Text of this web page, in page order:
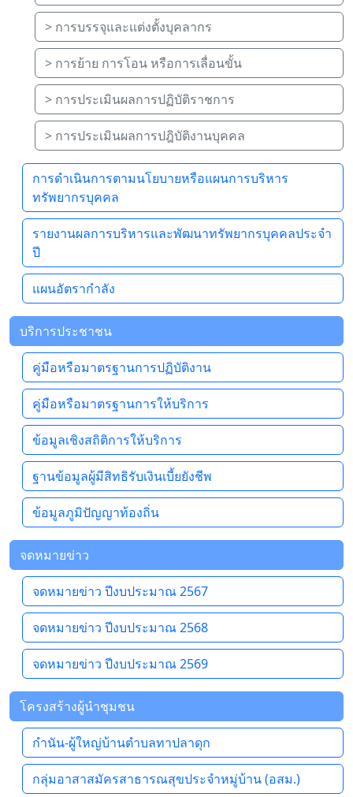
> การบรรจุและแต่งตั้งบุคลากร
> การย้าย การโอน หรือการเลื่อนขั้น
> การประเมินผลการปฏิบัติราชการ
> การประเมินผลการปฎิบัติงานบุคคล
การดำเนินการตามนโยบายหรือแผนการบริหาร
ทรัพยากรบุคคล
รายงานผลการบริหารและพัฒนาทรัพยากรบุคคลประจำ
ปี
แผนอัตรากำลัง
บริการประชาชน
คู่มือหรือมาตรฐานการปฏิบัติงาน
คู่มือหรือมาตรฐานการให้บริการ
ข้อมูลเชิงสถิติการให้บริการ
ฐานข้อมูลผู้มีสิทธิรับเงินเบี้ยยังชีพ
ข้อมูลภูมิปัญญาท้องถิ่น
จดหมายข่าว
จดหมายข่าว ปีงบประมาณ 2567
จดหมายข่าว ปีงบประมาณ 2568
จดหมายข่าว ปีงบประมาณ 2569
โครงสร้างผู้นำชุมชน
กำนัน-ผู้ใหญ่บ้านตำบลทาปลาดุก
กลุ่มอาสาสมัครสาธารณสุขประจำหมู่บ้าน (อสม.)